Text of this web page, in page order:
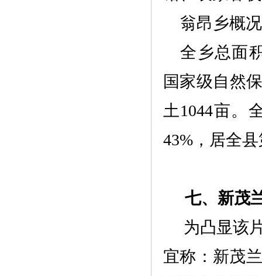
翁昂乡概况
全乡总面
国家级自然
土1044亩。
43%，居全
七、 新茂
为凸显该
宜称： 新茂